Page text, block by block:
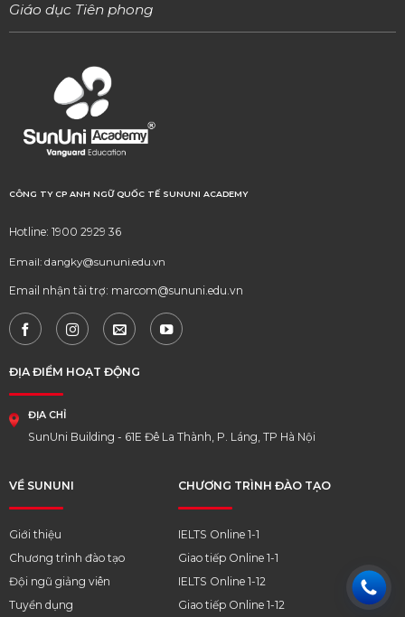
Giáo dục Tiên phong
CÔNG TY CP ANH NGỮ QUỐC TẾ SUNUNI ACADEMY
Hotline: 1900 2929 36
Email: dangky@sununi.edu.vn
Email nhận tài trợ: marcom@sununi.edu.vn
VỀ SUNUNI
Giới thiệu
Chương trình đào tạo
Đội ngũ giảng viên
Tuyển dụng
ĐỊA ĐIỂM HOẠT ĐỘNG
ĐỊA CHỈ
SunUni Building - 61E Đê La Thành, P. Láng, TP Hà Nội
CHƯƠNG TRÌNH ĐÀO TẠO
IELTS Online 1-1
Giao tiếp Online 1-1
IELTS Online 1-12
Giao tiếp Online 1-12